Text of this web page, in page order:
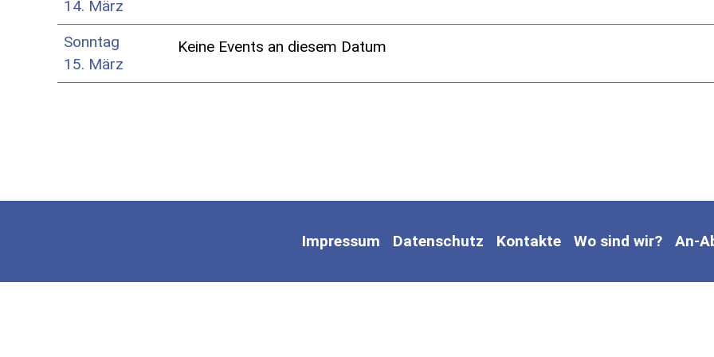
14. März
Sonntag
15. März
Keine Events an diesem Datum
Impressum Datenschutz Kontakte Wo sind wir? An-